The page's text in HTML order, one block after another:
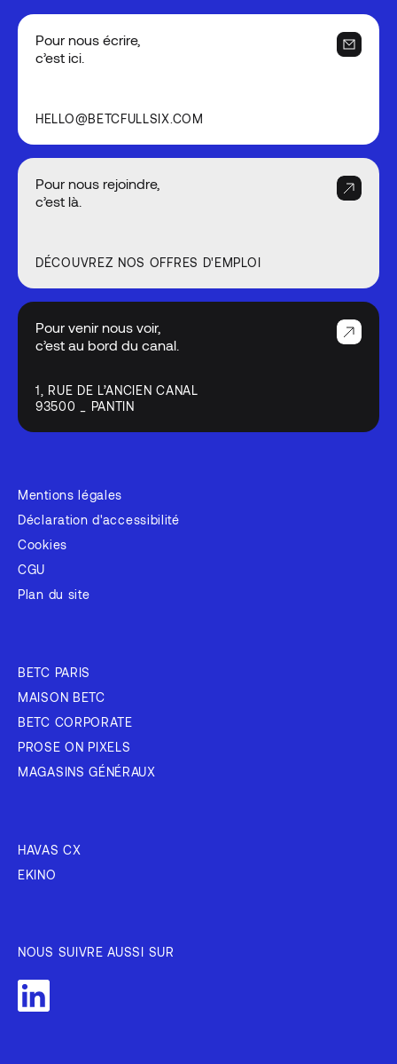
Pour nous écrire,
c’est ici.
HELLO@BETCFULLSIX.COM
Pour nous rejoindre,
c’est là.
DÉCOUVREZ NOS OFFRES D'EMPLOI
Pour venir nous voir,
c’est au bord du canal.
1, RUE DE L’ANCIEN CANAL
93500 _ PANTIN
Mentions légales
Déclaration d'accessibilité
Cookies
CGU
Plan du site
BETC PARIS
MAISON BETC
BETC CORPORATE
PROSE ON PIXELS
MAGASINS GÉNÉRAUX
HAVAS CX
EKINO
NOUS SUIVRE AUSSI SUR